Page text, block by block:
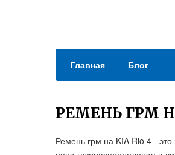
Главная Блог
РЕМЕНЬ ГРМ
Ремень грм на KIA Rio 4 -